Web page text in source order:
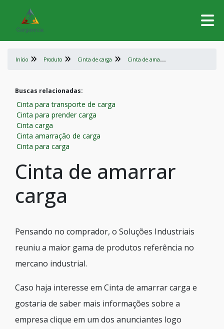
Início Produto Cinta de carga C
inta de amarrar carga
Buscas relacionadas:
Cinta para transporte de carga
Cinta para prender carga
Cinta carga
Cinta amarração de carga
Cinta para carga
Cinta de amarrar
carga
Pensando no comprador, o Soluções Industriais
reuniu a maior gama de produtos referência no
mercano industrial.
Caso haja interesse em Cinta de amarrar carga e
gostaria de saber mais informações sobre a
empresa clique em um dos anunciantes logo